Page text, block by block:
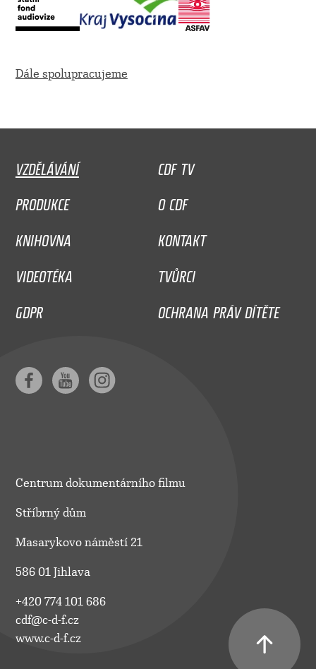
Dále spolupracujeme
VZDĚLÁVÁNÍ
CDF TV
PRODUKCE
O CDF
KNIHOVNA
KONTAKT
VIDEOTÉKA
TVŮRCI
GDPR
OCHRANA PRÁV DÍTĚTE
Centrum dokumentárního filmu
Stříbrný dům
Masarykovo náměstí 21
586 01 Jihlava
+420 774 101 686
cdf@c-d-f.cz
www.c-d-f.cz